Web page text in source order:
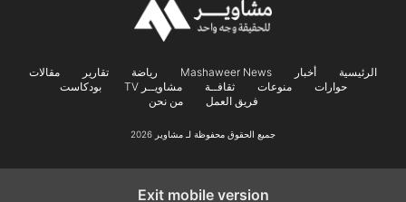
الرئيسية أخبار Mashaweer News رياضة تقارير
مقالات
حوارات
منوعات ثقافــة مشاويــر TV
بودكاست
فريق العمل
من نحن
جميع الحقوق محفوظة لـ مشاوير 2026
Exit mobile version